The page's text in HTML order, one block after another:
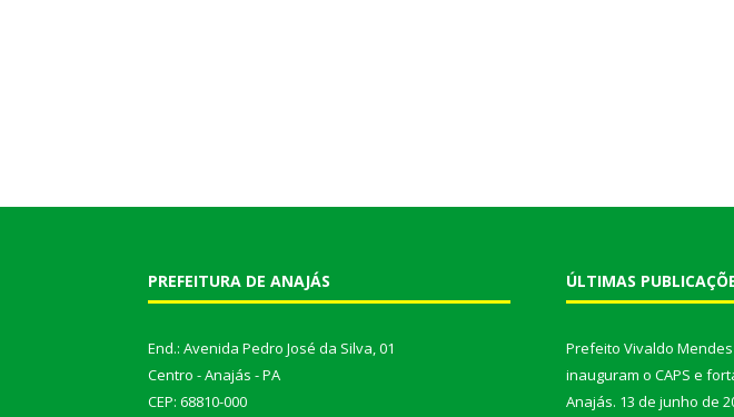
PREFEITURA DE ANAJÁS
End.: Avenida Pedro José da Silva, 01
Centro - Anajás - PA
CEP: 68810-000
ÚLTIMAS
Prefeito Vivaldo
inauguram o CAPS e
Anajás. 13 de junho de